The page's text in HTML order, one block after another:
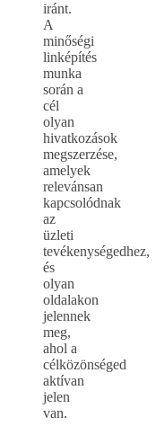
iránt.
A
minőségi
linképítés
munka
során a
cél
olyan
hivatkozások
megszerzése,
amelyek
relevánsan
kapcsolódnak
az
üzleti
tevékenységedhez,
és
olyan
oldalakon
jelennek
meg,
ahol a
célközönséged
aktívan
jelen
van.